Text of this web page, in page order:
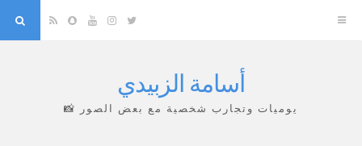
Twitter
Instagram
YouTube
Snapchat
RSS
أسامة الزبيدي
يوميات وتجارب شخصية مع بعض الصور 📸